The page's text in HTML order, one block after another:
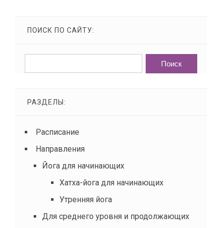
ПОИСК ПО САЙТУ:
РАЗДЕЛЫ:
Расписание
Направления
Йога для начинающих
Хатха-йога для начинающих
Утренняя йога
Для среднего уровня и продолжающих